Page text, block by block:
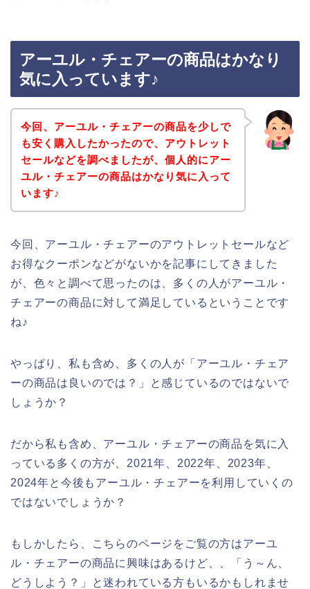
アーユル・チェアーの商品はかなり
気に入っています♪
今回、アーユル・チェアーの商品を少しで
も安く購入したかったので、アウトレット
セールなどを調べましたが、個人的にアー
ユル・チェアーの商品はかなり気に入って
います♪
今回、アーユル・チェアーのアウトレットセールなど
お得なクーポンなどがないかを記事にしてきました
が、色々と調べて思ったのは、多くの人がアーユル・
チェアーの商品に対して満足しているということです
ね♪
やっぱり、私も含め、多くの人が「アーユル・チェア
ーの商品は良いのでは？」と感じているのではないで
しょうか？
だから私も含め、アーユル・チェアーの商品を気に入
っている多くの方が、2021年、2022年、2023年、
2024年と今後もアーユル・チェアーを利用していくの
ではないでしょうか？
もしかしたら、こちらのページをご覧の方はアーユ
ル・チェアーの商品に興味はあるけど、、「う～ん、
どうしよう？」と迷われている方もいるかもしれませ